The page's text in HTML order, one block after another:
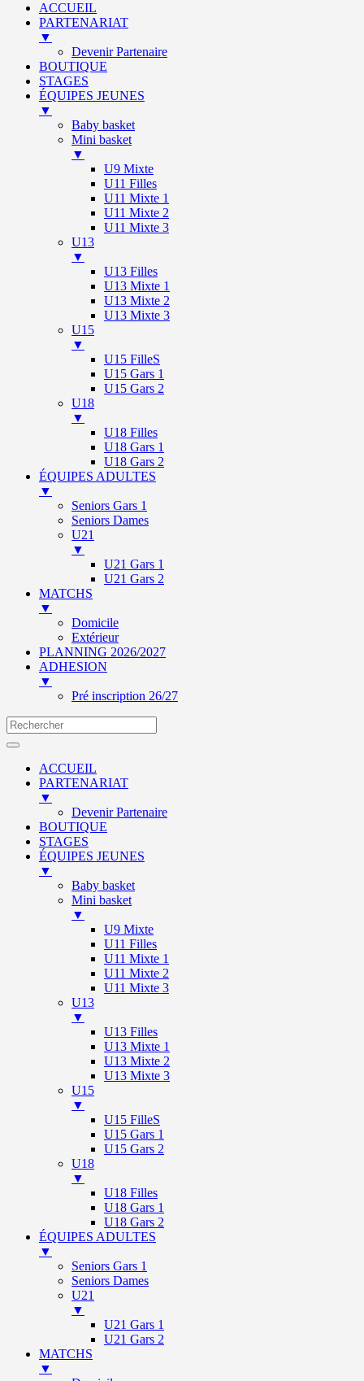
ACCUEIL
PARTENARIAT
▼
Devenir Partenaire
BOUTIQUE
STAGES
ÉQUIPES JEUNES
▼
Baby basket
Mini basket
▼
U9 Mixte
U11 Filles
U11 Mixte 1
U11 Mixte 2
U11 Mixte 3
U13
▼
U13 Filles
U13 Mixte 1
U13 Mixte 2
U13 Mixte 3
U15
▼
U15 FilleS
U15 Gars 1
U15 Gars 2
U18
▼
U18 Filles
U18 Gars 1
U18 Gars 2
ÉQUIPES ADULTES
▼
Seniors Gars 1
Seniors Dames
U21
▼
U21 Gars 1
U21 Gars 2
MATCHS
▼
Domicile
Extérieur
PLANNING 2026/2027
ADHESION
▼
Pré inscription 26/27
ACCUEIL
PARTENARIAT
▼
Devenir Partenaire
BOUTIQUE
STAGES
ÉQUIPES JEUNES
▼
Baby basket
Mini basket
▼
U9 Mixte
U11 Filles
U11 Mixte 1
U11 Mixte 2
U11 Mixte 3
U13
▼
U13 Filles
U13 Mixte 1
U13 Mixte 2
U13 Mixte 3
U15
▼
U15 FilleS
U15 Gars 1
U15 Gars 2
U18
▼
U18 Filles
U18 Gars 1
U18 Gars 2
ÉQUIPES ADULTES
▼
Seniors Gars 1
Seniors Dames
U21
▼
U21 Gars 1
U21 Gars 2
MATCHS
▼